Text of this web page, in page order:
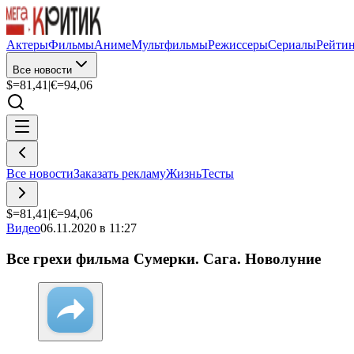
АктерыФильмыАнимеМультфильмыРежиссерыСериалы
Все новости
$=81,41 |€=94,06
Все новостиЗаказать рекламуЖизньТесты
$=81,41 |€=94,06
Видео06.11.2020 в 11:27
Все грехи фильма Сумерки. Сага. Новолуние